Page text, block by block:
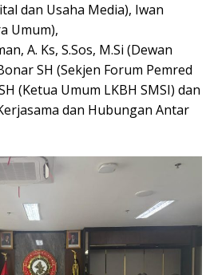
dan Usaha Media), Iwan
Umum),
A. Ks, S.Sos, M.Si (Dewan
SH (Sekjen Forum Pemred
(Ketua Umum LKBH SMSI) dan
dan Hubungan Antar